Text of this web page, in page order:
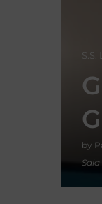
S.S.
by
Sala